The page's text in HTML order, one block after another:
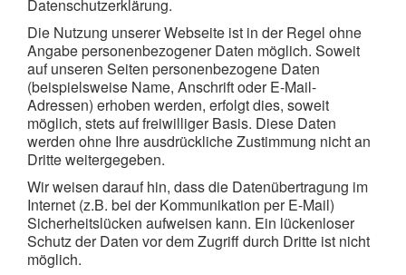
Datenschutzerklärung.
Die Nutzung unserer Webseite ist in der Regel ohne
Angabe personenbezogener Daten möglich. Soweit
auf unseren Seiten personenbezogene Daten
(beispielsweise Name, Anschrift oder E-Mail-
Adressen) erhoben werden, erfolgt dies, soweit
möglich, stets auf freiwilliger Basis. Diese Daten
werden ohne Ihre ausdrückliche Zustimmung nicht an
Dritte weitergegeben.
Wir weisen darauf hin, dass die Datenübertragung im
Internet (z.B. bei der Kommunikation per E-Mail)
Sicherheitslücken aufweisen kann. Ein lückenloser
Schutz der Daten vor dem Zugriff durch Dritte ist nicht
möglich.